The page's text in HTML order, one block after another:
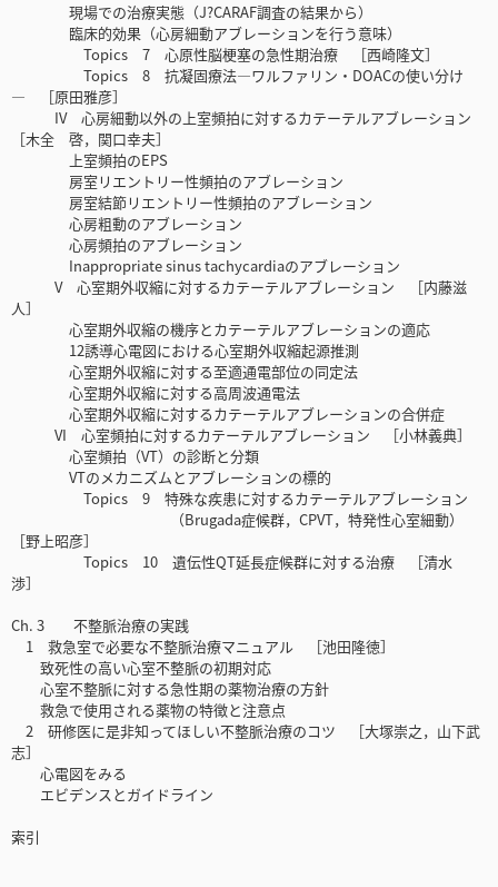
現場での治療実態（J?CARAF調査の結果から）
臨床的効果（心房細動アブレーションを行う意味）
Topics 7 心原性脳梗塞の急性期治療 ［西崎隆文］
Topics 8 抗凝固療法―ワルファリン・DOACの使い分け
― ［原田雅彦］
IV 心房細動以外の上室頻拍に対するカテーテルアブレーション
［木全 啓，関口幸夫］
上室頻拍のEPS
房室リエントリー性頻拍のアブレーション
房室結節リエントリー性頻拍のアブレーション
心房粗動のアブレーション
心房頻拍のアブレーション
Inappropriate sinus tachycardiaのアブレーション
V 心室期外収縮に対するカテーテルアブレーション ［内藤滋
人］
心室期外収縮の機序とカテーテルアブレーションの適応
12誘導心電図における心室期外収縮起源推測
心室期外収縮に対する至適通電部位の同定法
心室期外収縮に対する高周波通電法
心室期外収縮に対するカテーテルアブレーションの合併症
VI 心室頻拍に対するカテーテルアブレーション ［小林義典］
心室頻拍（VT）の診断と分類
VTのメカニズムとアブレーションの標的
Topics 9 特殊な疾患に対するカテーテルアブレーション
（Brugada症候群，CPVT，特発性心室細動）
［野上昭彦］
Topics 10 遺伝性QT延長症候群に対する治療 ［清水
渉］
Ch. 3 不整脈治療の実践
1 救急室で必要な不整脈治療マニュアル ［池田隆徳］
致死性の高い心室不整脈の初期対応
心室不整脈に対する急性期の薬物治療の方針
救急で使用される薬物の特徴と注意点
2 研修医に是非知ってほしい不整脈治療のコツ ［大塚崇之，山下武
志］
心電図をみる
エビデンスとガイドライン
索引